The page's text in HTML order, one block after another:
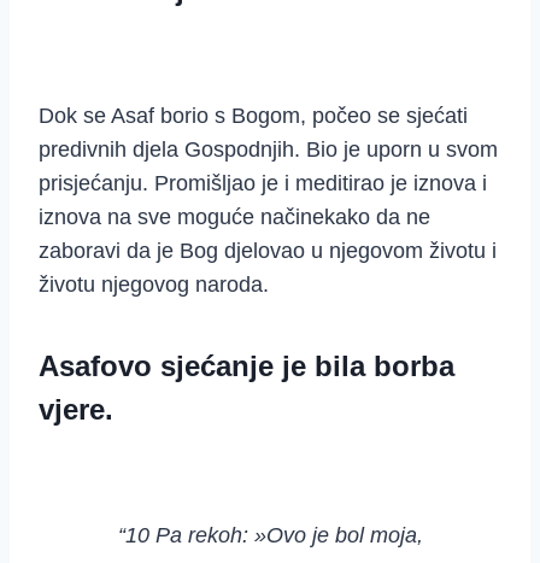
Dok se Asaf borio s Bogom, počeo se sjećati
predivnih djela Gospodnjih. Bio je uporn u svom
prisjećanju. Promišljao je i meditirao je iznova i
iznova na sve moguće načinekako da ne
zaboravi da je Bog djelovao u njegovom životu i
životu njegovog naroda.
Asafovo sjećanje je bila borba
vjere.
“10 Pa rekoh: »Ovo je bol moja,